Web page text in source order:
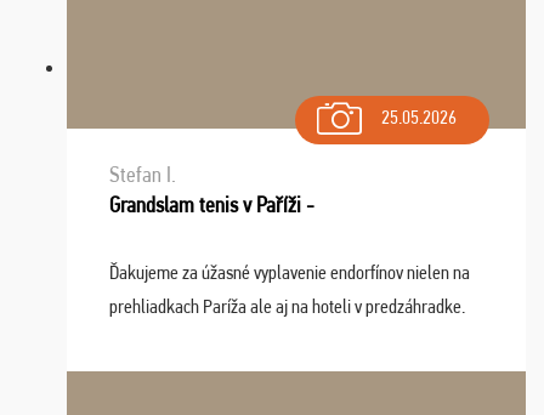
25.05.2026
Stefan I.
Grandslam tenis v Paříži -
Ďakujeme za úžasné vyplavenie endorfínov nielen na
prehliadkach Paríža ale aj na hoteli v predzáhradke.
spomínať a zväžujeme repete budúci rok : ...